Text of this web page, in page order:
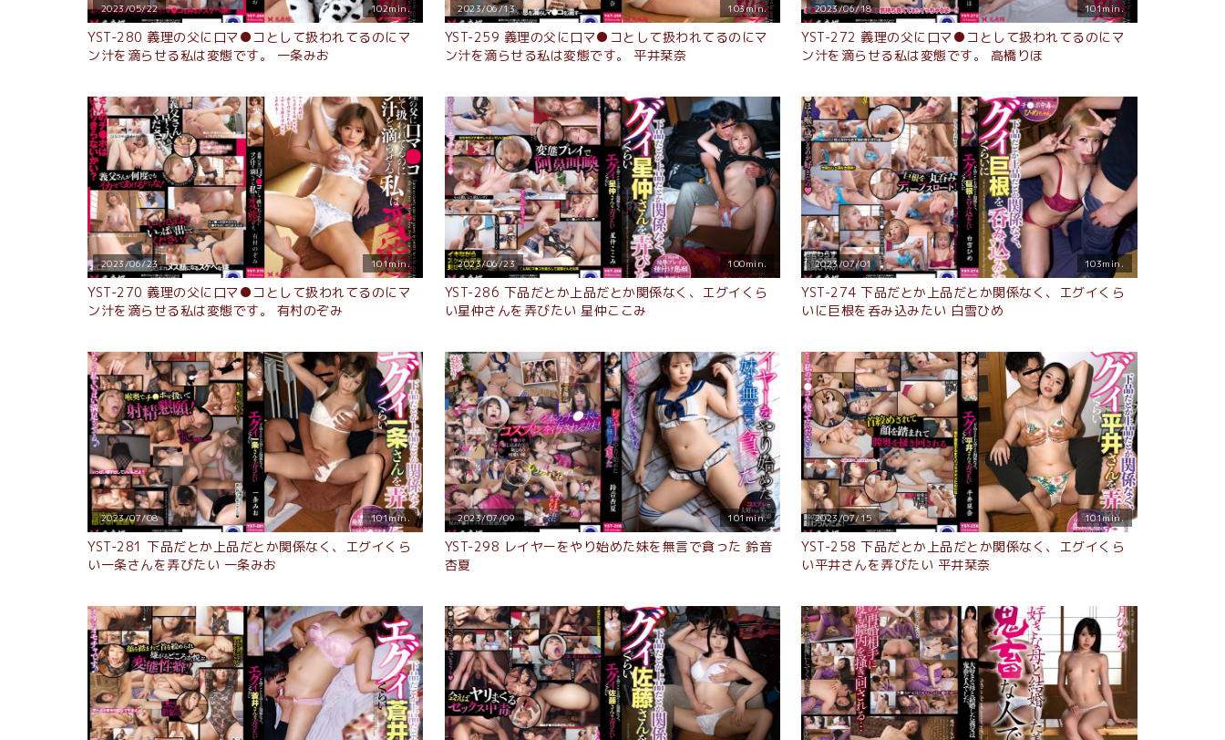
2023/05/22 102min.
YST-280 義理の父に口マ●コとして扱われてるのにマ
ン汁を滴らせる私は変態です。 一条みお
2023/06/13 103min.
YST-259 義理の父に口マ●コとして扱われてるのにマ
ン汁を滴らせる私は変態です。 平井栞奈
2023/06/18 101min.
YST-272 義理の父に口マ●コとして扱われてるのにマ
ン汁を滴らせる私は変態です。 高橋りほ
2023/06/23 101min.
YST-270 義理の父に口マ●コとして扱われてるのにマ
ン汁を滴らせる私は変態です。 有村のぞみ
2023/06/23 100min.
YST-286 下品だとか上品だとか関係なく、エグイくら
い星仲さんを弄びたい 星仲ここみ
2023/07/01 103min.
YST-274 下品だとか上品だとか関係なく、エグイくら
いに巨根を呑み込みたい 白雪ひめ
2023/07/08 101min.
YST-281 下品だとか上品だとか関係なく、エグイくら
い一条さんを弄びたい 一条みお
2023/07/09 101min.
YST-298 レイヤーをやり始めた妹を無言で貪った 鈴音
杏夏
2023/07/15 101min.
YST-258 下品だとか上品だとか関係なく、エグイくら
い平井さんを弄びたい 平井栞奈